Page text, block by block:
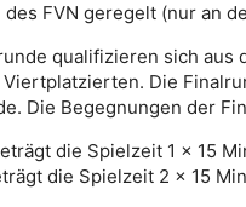
des FVN geregelt (nur an
qualifizieren sich
Die
Die Begegnungen der
die Spielzeit 1 x 15
die Spielzeit 2 x 15